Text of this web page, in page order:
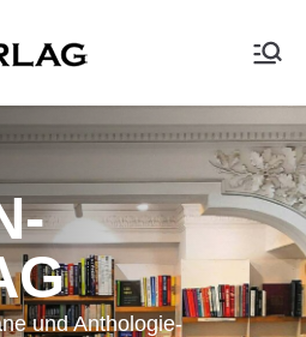
XEBAN-Verlag
und Anthologie-